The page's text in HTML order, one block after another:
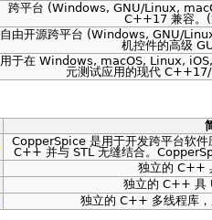
跨平台 (Windows, GNU/Linux,
C++17 兼容。(
自由开源跨平台 (Windows, GNU/
机控件的高级
用于在 Windows, macOS, Linux,
元测试应用的现代
CopperSpice 是用于开发跨平台软
C++ 并与 STL 无缝结合。
独立的 C++
独立的 C++ 具
独立的 C++ 多线程库